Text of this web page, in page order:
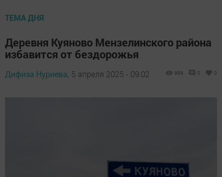
ТЕМА ДНЯ
Деревня Куяново Мензелинского района
избавится от бездорожья
Дифиза Нуриева, 5 апреля 2025 - 09:02 996 0 0